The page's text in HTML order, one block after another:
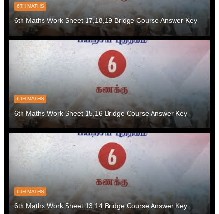
6TH MATHS
6th Maths Work Sheet 17,18,19 Bridge Course Answer Key
6TH MATHS
6th Maths Work Sheet 15,16 Bridge Course Answer Key
6TH MATHS
6th Maths Work Sheet 13,14 Bridge Course Answer Key